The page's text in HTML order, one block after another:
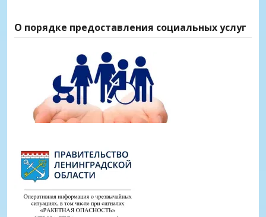
О порядке предоставления социальных услуг